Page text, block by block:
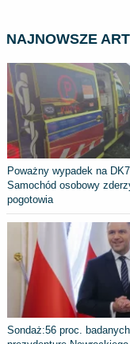
NAJNOWSZE
Poważny wypadek na
Samochód osobowy
pogotowia
​Sondaż:56 proc.